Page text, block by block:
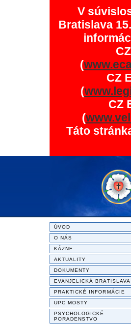
V
Bratislava
(
CZ
(
CZ
(
Táto
ÚVOD
O NÁS
KÁZNE
AKTUALITY
DOKUMENTY
EVANJELICKÁ BRATISLAVA
PRAKTICKÉ INFORMÁCIE
UPC MOSTY
PSYCHOLOGICKÉ
PORADENSTVO